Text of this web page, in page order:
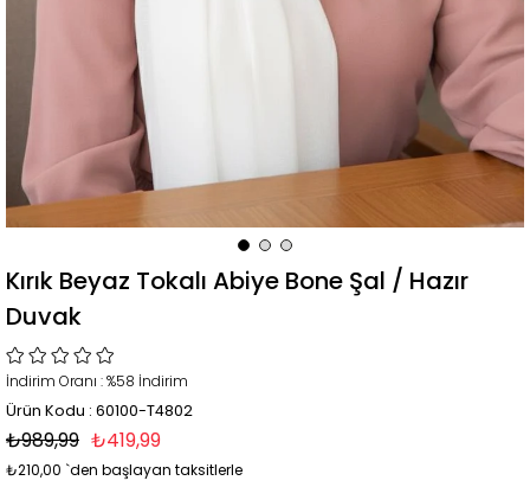
Kırık Beyaz Tokalı Abiye Bone Şal / Hazır
Duvak
İndirim Oranı :%58 İndirim
Ürün Kodu : 60100-T4802
₺989,99 ₺419,99
₺210,00 `den başlayan taksitlerle